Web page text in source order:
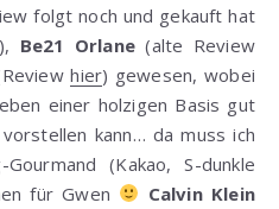
folgt noch und gekauft hat
Be21 Orlane (alte Review
hier) gewesen, wobei
einer holzigen Basis gut
kann… da muss ich
(Kakao, S-dunkle
für Gwen
Calvin Klein